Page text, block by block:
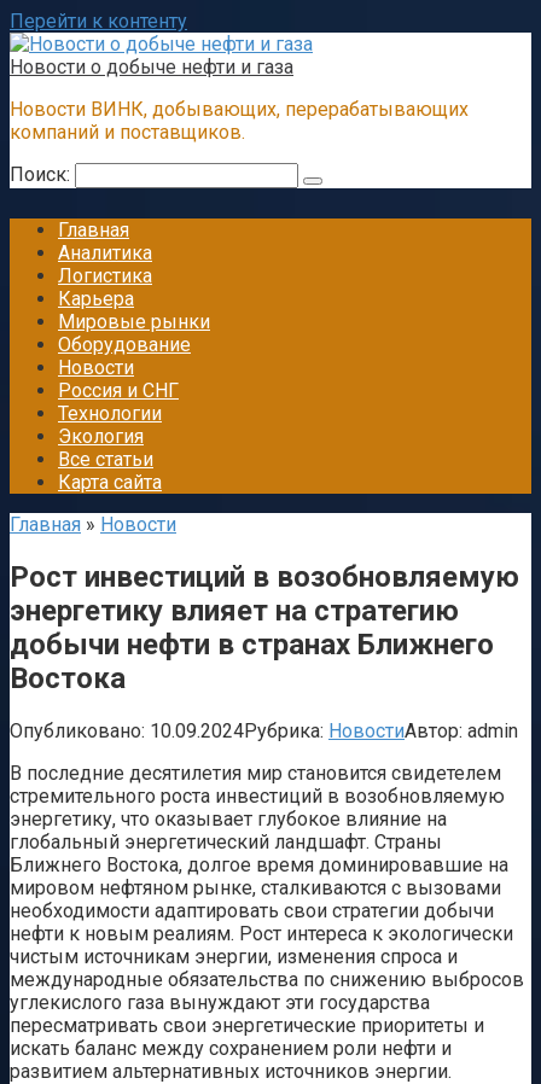
Перейти к контенту
Новости о добыче нефти и газа
Новости ВИНК, добывающих, перерабатывающих
компаний и поставщиков.
Поиск:
Главная
Аналитика
Логистика
Карьера
Мировые рынки
Оборудование
Новости
Россия и СНГ
Технологии
Экология
Все статьи
Карта сайта
Главная » Новости
Рост инвестиций в возобновляемую
энергетику влияет на стратегию
добычи нефти в странах Ближнего
Востока
Опубликовано: 10.09.2024Рубрика: НовостиАвтор: admin
В последние десятилетия мир становится свидетелем
стремительного роста инвестиций в возобновляемую
энергетику, что оказывает глубокое влияние на
глобальный энергетический ландшафт. Страны
Ближнего Востока, долгое время доминировавшие на
мировом нефтяном рынке, сталкиваются с вызовами
необходимости адаптировать свои стратегии добычи
нефти к новым реалиям. Рост интереса к экологически
чистым источникам энергии, изменения спроса и
международные обязательства по снижению выбросов
углекислого газа вынуждают эти государства
пересматривать свои энергетические приоритеты и
искать баланс между сохранением роли нефти и
развитием альтернативных источников энергии.